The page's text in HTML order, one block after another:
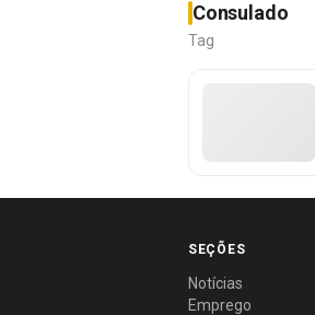
Consulado
Tag
SEÇÕES
Notícias
Emprego